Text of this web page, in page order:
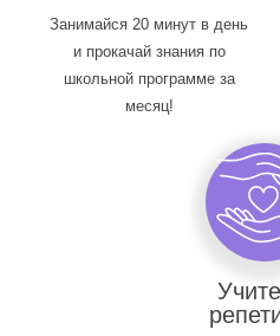
Занимайся 20 минут в день
и прокачай знания по
школьной программе за
месяц!